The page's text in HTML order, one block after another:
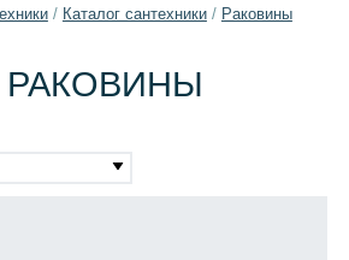
/ Каталог сантехники/ Раковины